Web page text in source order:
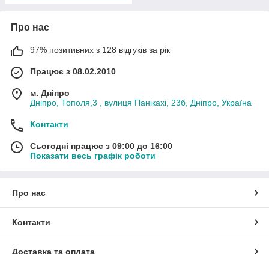
Про нас
97% позитивних з 128 відгуків за рік
Працює з 08.02.2010
м. Дніпро
Дніпро, Тополя,3 , вулиця Панікахі, 23б, Дніпро, Україна
Контакти
Сьогодні працює з 09:00 до 16:00
Показати весь графік роботи
Про нас
Контакти
Доставка та оплата